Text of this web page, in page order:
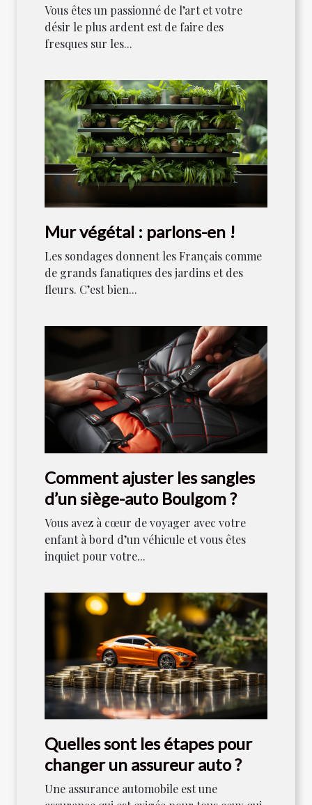
Vous êtes un passionné de l’art et votre
désir le plus ardent est de faire des
fresques sur les...
Mur végétal : parlons-en !
Les sondages donnent les Français comme
de grands fanatiques des jardins et des
fleurs. C’est bien...
Comment ajuster les sangles
d’un siège-auto Boulgom ?
Vous avez à cœur de voyager avec votre
enfant à bord d’un véhicule et vous êtes
inquiet pour votre...
Quelles sont les étapes pour
changer un assureur auto ?
Une assurance automobile est une